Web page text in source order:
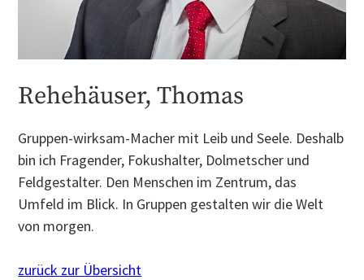
Rehehäuser, Thomas
Gruppen-wirksam-Macher mit Leib und Seele. Deshalb
bin ich Fragender, Fokushalter, Dolmetscher und
Feldgestalter. Den Menschen im Zentrum, das
Umfeld im Blick. In Gruppen gestalten wir die Welt
von morgen.
zurück zur Übersicht